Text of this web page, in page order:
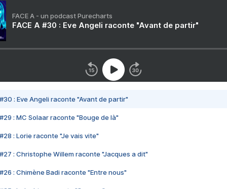
FACE A - un podcast Purecharts
FACE A #30 : Eve Angeli raconte "Avant de partir"
#30 : Eve Angeli raconte "Avant de partir"
#29 : MC Solaar raconte "Bouge de là"
#28 : Lorie raconte "Je vais vite"
#27 : Christophe Willem raconte "Jacques a dit"
#26 : Chimène Badi raconte "Entre nous"